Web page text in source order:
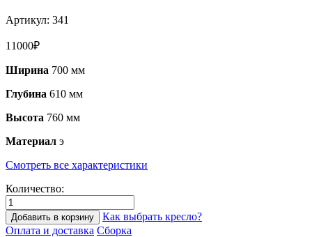
Артикул: 341
11000₽
Ширина 700 мм
Глубина 610 мм
Высота 760 мм
Материал э
Смотреть все характеристики
Количество:
Добавить в корзину
Как выбрать кресло?
Оплата и доставка Сборка